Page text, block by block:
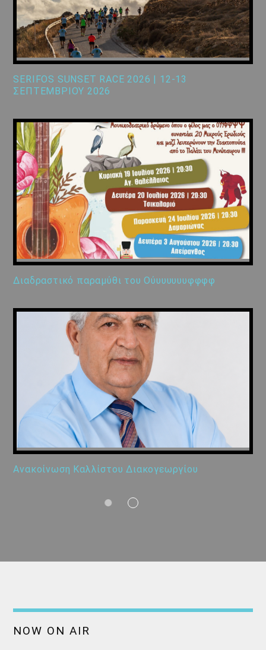
SERIFOS SUNSET RACE 2026 | 12-13
ΣΕΠΤΕΜΒΡΙΟΥ 2026
Διαδραστικό παραμύθι του Ούυυυυυυφφφφ
Ανακοίνωση Καλλίστου Διακογεωργίου
NOW ON AIR